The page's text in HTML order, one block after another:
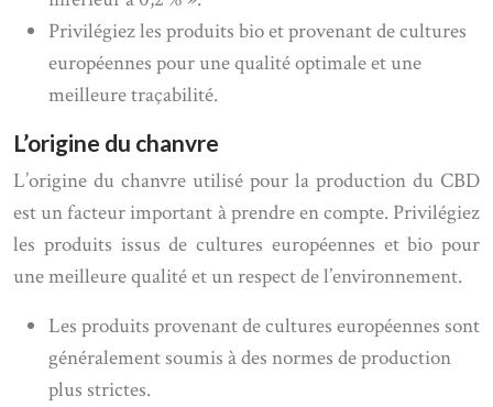
Privilégiez les produits bio et provenant de cultures
européennes pour une qualité optimale et une
meilleure traçabilité.
L’origine du chanvre
L’origine du chanvre utilisé pour la production du CBD
est un facteur important à prendre en compte. Privilégiez
les produits issus de cultures européennes et bio pour
une meilleure qualité et un respect de l’environnement.
Les produits provenant de cultures européennes sont
généralement soumis à des normes de production
plus strictes.